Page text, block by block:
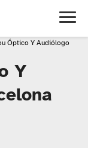
Óptico Y Audiólogo
Y